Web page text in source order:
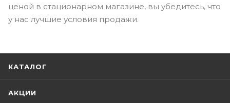
ценой в стационарном магазине, вы убедитесь, что
у нас лучшие условия продажи.
КАТАЛОГ
АКЦИИ